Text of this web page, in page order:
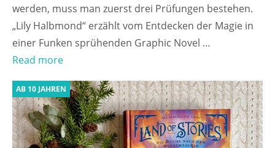
werden, muss man zuerst drei Prüfungen bestehen.
„Lily Halbmond“ erzählt vom Entdecken der Magie in
einer Funken sprühenden Graphic Novel …
Read more
AB 10 JAHREN